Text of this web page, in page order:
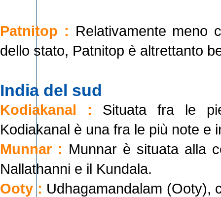
Patnitop : Relativamente meno
dello stato, Patnitop è altrettanto
India del sud
Kodiakanal : Situata fra le
Kodiakanal è una fra le più note e
Munnar : Munnar è situata alla
Nallathanni e il Kundala.
Ooty : Udhagamandalam (Ooty),